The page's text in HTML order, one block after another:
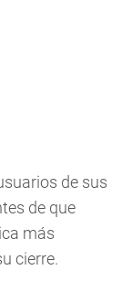
de sus
de que
más
cierre.